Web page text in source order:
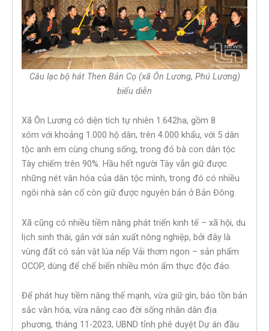
Câu lạc bộ hát Then Bản Cọ (xã Ôn Lương, Phú Lương)
biểu diễn
Xã Ôn Lương có diện tích tự nhiên 1.642ha, gồm 8
xóm với khoảng 1.000 hộ dân, trên 4.000 khẩu, với 5 dân
tộc anh em cùng chung sống, trong đó bà con dân tộc
Tày chiếm trên 90%. Hầu hết người Tày vẫn giữ được
những nét văn hóa của dân tộc mình, trong đó có nhiều
ngôi nhà sàn cổ còn giữ được nguyên bản ở Bản Đông.
Xã cũng có nhiều tiềm năng phát triển kinh tế – xã hội, du
lịch sinh thái, gắn với sản xuất nông nghiệp, bởi đây là
vùng đất có sản vật lúa nếp Vải thơm ngon – sản phẩm
OCOP, dùng để chế biến nhiều món ẩm thực độc đáo.
Để phát huy tiềm năng thế mạnh, vừa giữ gìn, bảo tồn bản
sắc văn hóa, vừa nâng cao đời sống nhân dân địa
phương, tháng 11-2023, UBND tỉnh phê duyệt Dự án đầu